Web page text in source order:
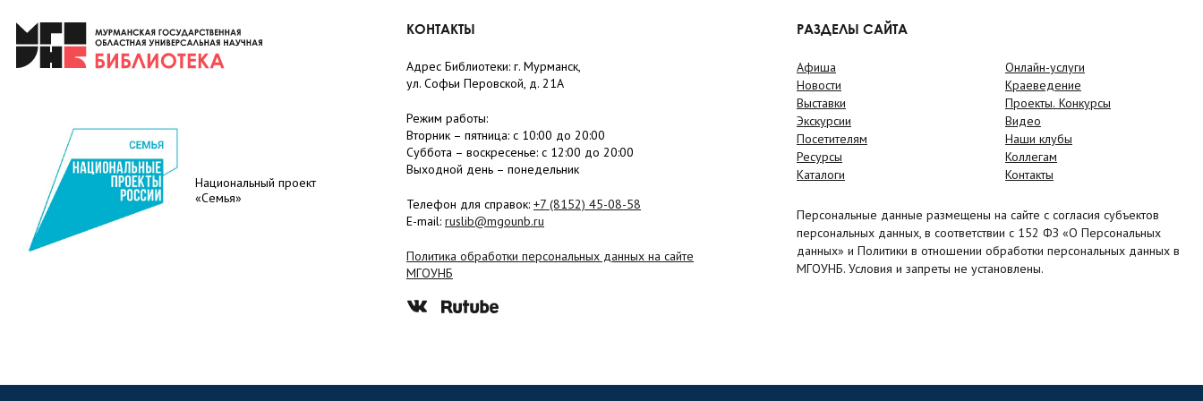
Национальный проект
«Семья»
КОНТАКТЫ
Адрес Библиотеки: г. Мурманск,
ул. Софьи Перовской, д. 21А
Режим работы:
Вторник – пятница: с 10:00 до 20:00
Суббота – воскресенье: c 12:00 до 20:00
Выходной день – понедельник
Телефон для справок: +7 (8152) 45-08-58
E-mail: ruslib@mgounb.ru
Политика обработки персональных данных на сайте
МГОУНБ
РАЗДЕЛЫ САЙТА
Афиша
Новости
Выставки
Экскурсии
Посетителям
Ресурсы
Каталоги
Онлайн-услуги
Краеведение
Проекты. Конкурсы
Видео
Наши клубы
Коллегам
Контакты
Персональные данные размещены на сайте с согласия субъектов
персональных данных, в соответствии с 152 ФЗ «О Персональных
данных» и Политики в отношении обработки персональных данных в
МГОУНБ. Условия и запреты не установлены.